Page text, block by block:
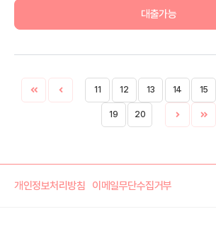
대출가능
11 12 13 14 15
19 20
개인정보처리방침 이메일무단수집거부